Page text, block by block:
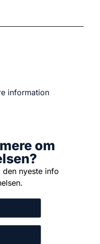
information
om
nyeste info